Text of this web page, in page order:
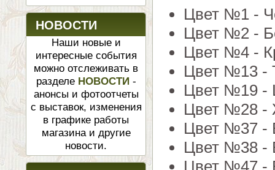
НОВОСТИ
Наши новые и
интересные события
можно отслеживать в
разделе НОВОСТИ -
анонсы и фотоотчеты
с выставок, изменения
в графике работы
магазина и другие
новости.
Цвет №1 -
Цвет №2 -
Цвет №4 -
Цвет №13 -
Цвет №19 -
Цвет №28 -
Цвет №37 -
Цвет №38 -
Цвет №47 -